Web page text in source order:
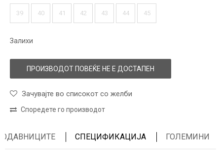
39 40 41 42 43 44 45
Залихи
ПРОИЗВОДОТ ПОВЕЌЕ НЕ Е ДОСТАПЕН
Зачувајте во списокот со желби
Споредете го производот
СПЕЦИФИКАЦИЈА ГОЛЕМИНИ